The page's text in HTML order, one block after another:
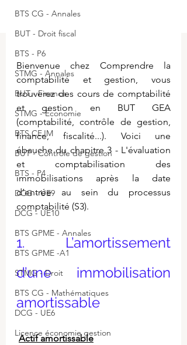
BTS CG - Annales
BUT - Droit fiscal
BTS - P6
STMG - Annales
BUT - Finance
STMG - Economie
BTS CEJM
BUT - Contrôle de gestion
BTS - P4
DCG - UE9
DCG - UE10
BTS GPME - Annales
BTS GPME -A1
STMG - Droit
BTS CG - Mathématiques
DCG - UE6
Licence économie gestion
Bienvenue chez Comprendre la
comptabilité et gestion, vous
trouverez des cours de comptabilité
et gestion en BUT GEA
(comptabilité, contrôle de gestion,
finance, fiscalité...). Voici une
ébauche du chapitre 3 - L'évaluation
et comptabilisation des
immobilisations après la date
d’entrée au sein du processus
comptabilité (S3).
1.    L’amortissement
d’une immobilisation
amortissable
Actif amortissable